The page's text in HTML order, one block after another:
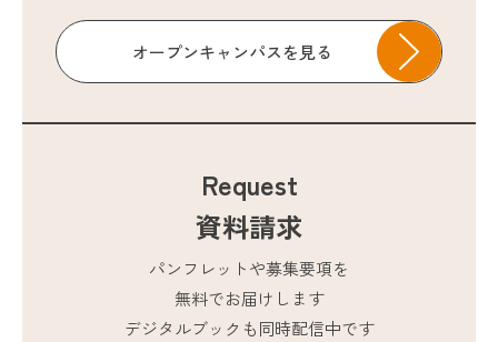
オープンキャンパスを見る
Request
資料請求
パンフレットや募集要項を
無料でお届けします
デジタルブックも同時配信中です